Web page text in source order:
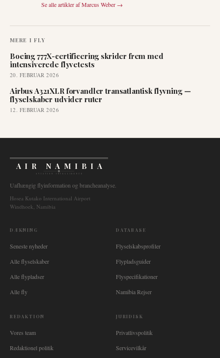
Se alle artikler afMarcus Weber →
MERE I FLY
Boeing 777X-certificering skrider frem med
intensiverede flyvetests
20. FEBRUAR 2026
Airbus A321XLR forvandler transatlantisk flyvning —
flyselskaber udvider ruter
12. FEBRUAR 2026
AIR NAMIBIA
AVIATION INTELLIGENCE
Uafhængig flyinformation og brancheanalyse.
Hosea Kutako International Airport
Windhoek, Namibia
DÆKNING
Seneste nyheder
Alle flyselskaber
Alle flypladser
Alle fly
DATABASE
Flyselskabsprofiler
Flypladsguider
Flyspecifikationer
Namibia Rejser
REDAKTION
Vores team
Redaktionel politik
JURIDISK
Privatlivspolitik
Servicevilkår